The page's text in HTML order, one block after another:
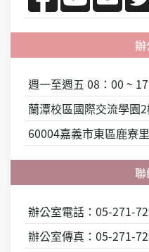
週一至週五 08：00 ~
蘭潭校區國際交流學園
60004嘉義市東區鹿寮
辦公室電話：05-271-
辦公室傳真：05-271-